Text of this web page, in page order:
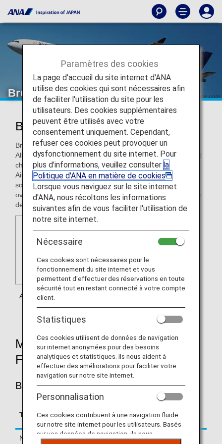
Brussels Airlines
Brussels Airlines (SN)
Brussels Airlines, member of Lufthansa Group and a Star
Alliance member, is the Belgian airline that offers the widest
choice of flights to and from the capital of Europe, Brussels
Airport. The company has more than 50 aircraft operating
some 300 flights daily, connecting the Capital of Europe to
over 90 European and African destinations, as well as three
destinations in North America and one in India.
MILEAGE ACCRUAL RATES BY
FARE TYPE
BUSINESS CLASS
Type Booking Class
Basic Sector Mileage
Normal Fares J 150%
Paramètres des cookies
La page d'accueil du site internet d'ANA
utilise des cookies qui sont nécessaires afin
de faciliter l'utilisation du site pour les
utilisateurs. Des cookies supplémentaires
peuvent être utilisés avec votre
consentement uniquement. Cependant,
refuser ces cookies peut provoquer un
dysfonctionnement du site internet. Pour
plus d'informations, veuillez consulter la
Politique d'ANA en matière de cookies
.
Lorsque vous naviguez sur le site internet
d'ANA, nous récoltons les informations
suivantes afin de vous faciliter l'utilisation de
notre site internet.
Nécessaire
Ces cookies sont nécessaires pour le
fonctionnement du site internet et vous
permettent d'effectuer des réservations en toute
sécurité tout en restant connecté à votre compte
client.
Statistiques
Ces cookies utilisent de données de navigation
sur internet anonymées pour des besoins
analytiques et statistiques. Ils nous aident à
effectuer des améliorations pour faciliter votre
navigation sur notre site internet.
Personnalisation
Ces cookies contribuent à une navigation fluide
sur notre site internet pour les utilisateurs. Basés
sur vos données de navigation, ils nous